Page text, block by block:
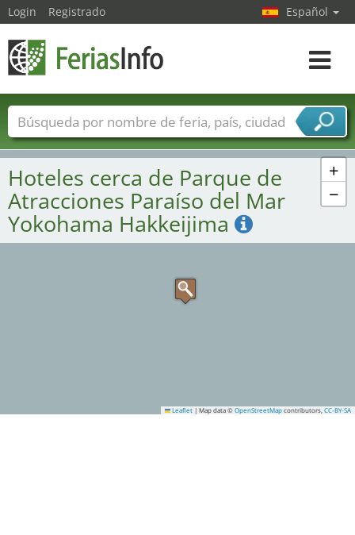
+
−
Leaflet | Map data © OpenStreetMap contributors, CC-BY-SA
Hoteles cerca de Parque de
Atracciones Paraíso del Mar
Yokohama Hakkeijima
Login Registrado Español
toggle
Nombres de ferias Países
Ciudades
Sectores de ferias
Sectores de proveedor de servicios